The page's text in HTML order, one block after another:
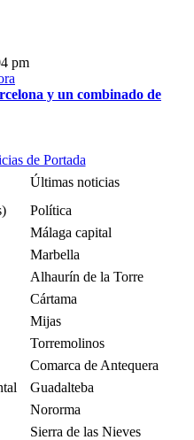
pm
y un combinado de
de Portada
Últimas noticias
Política
Málaga capital
Marbella
Alhaurín de la Torre
Cártama
Mijas
Torremolinos
Comarca de Antequera
Guadalteba
Nororma
Sierra de las Nieves